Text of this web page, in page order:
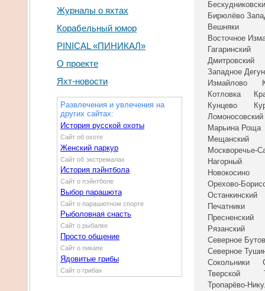
Журналы о яхтах
Корабельный юмор
PINICAL «ПИНИКАЛ»
О проекте
Яхт-новости
Развлечения и увлечения на
других сайтах:
История русской охоты
Сайт об охоте
Женский паркур
Сайт об экстремалах
История пэйнтбола
Сайт о пэйнтболе
Выбор парашюта
Сайт о парашютном спорте
Рыболовная снасть
Сайт о рыбалке
Просто общение
Сайт о пикапе
Ядовитые грибы
Сайт о грибах
Бирюлёво
Вешняки
Восточное
Гагаринский
Дмитровский
Западное
Измайлово
Котловка
Кунцево
Ломоносовский
Марьина Роща
Мещанский
Москворечье-
Нагорный
Новокосино
Орехово-
Останкинский
Печатники
Пресненский
Рязанский
Северное
Северное
Сокольники
Тверской
Тропарёво-